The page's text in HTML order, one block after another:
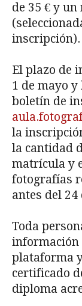
de 35 € y
inscripción).
El plazo de
1 de mayo
boletín de
la
la cantidad
matrícula y
fotografías
antes del 24
Toda
información
plataforma
certificado
diploma